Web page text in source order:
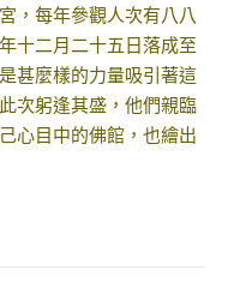
，每年參觀人次有八八
十二月二十五日落成至
甚麼樣的力量吸引著這
次躬逢其盛，他們親臨
心目中的佛館，也繪出